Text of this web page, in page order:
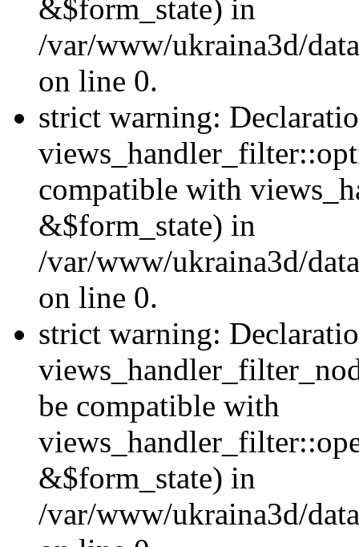
&$form_state) in
/var/www/ukraina3d/
on line 0.
strict warning:
compatible with
&$form_state) in
/var/www/ukraina3d/
on line 0.
strict warning:
be compatible with
&$form_state) in
/var/www/ukraina3d/